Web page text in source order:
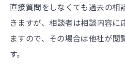
直接質問をしなくても過去の相
きますが、相談者は相談内容に
ますので、その場合は他社が閲
す。